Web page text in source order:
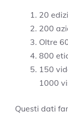
20
200
Oltre
800
150
1000
Questi dati